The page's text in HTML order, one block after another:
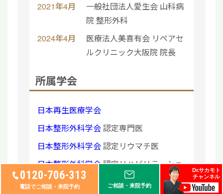
0120-706-313
電話でご相談・来院予約 ご相談・来院予約
Dr.サカモト
チャンネル
2021年4月
一般社団法人愛生会 山科病
院 整形外科
2024年4月
医療法人美喜有会 リペアセ
ルクリニック大阪院 院長
所属学会
日本再生医療学会
日本整形外科学会認定専門医
日本整形外科学会認定リウマチ医
日本整形外科学会認定リハビリテーショ